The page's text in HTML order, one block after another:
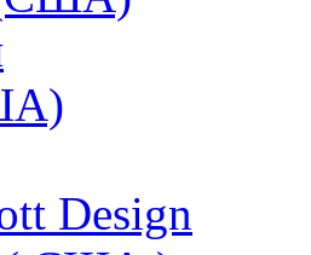
Design